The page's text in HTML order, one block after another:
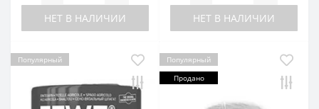
НЕТ В НАЛИЧИИ НЕТ В НАЛИЧИИ
Популярный
Популярный
Продано